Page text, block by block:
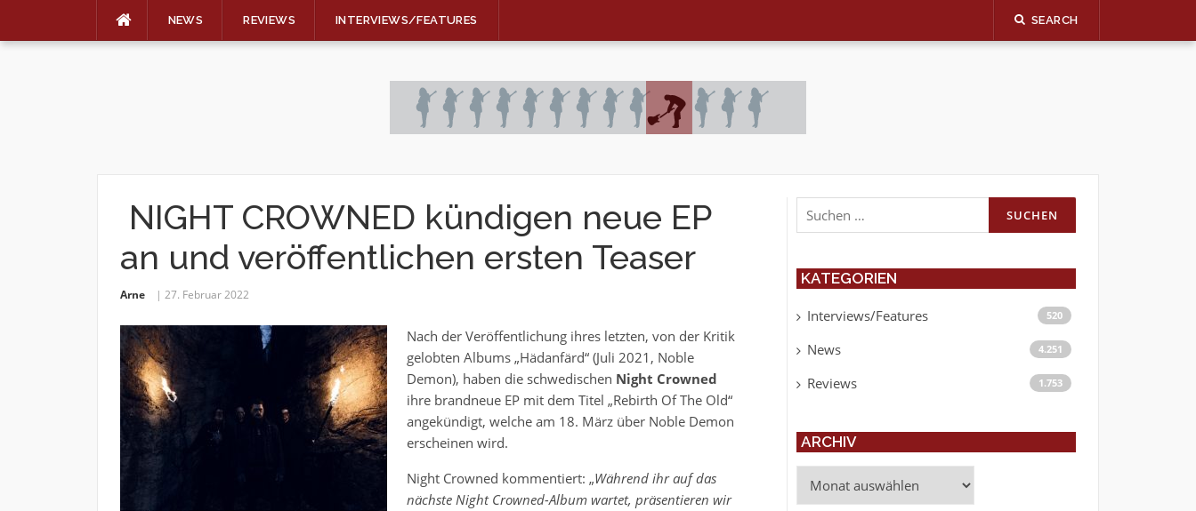
NEWS REVIEWS INTERVIEWS/FEATURES SEARCH
NIGHT CROWNED kündigen neue EP
an und veröffentlichen ersten Teaser
Arne 27. Februar 2022
Nach der Veröffentlichung ihres letzten, von der Kritik
gelobten Albums „Hädanfärd“ (Juli 2021, Noble
Demon), haben die schwedischen Night Crowned
ihre brandneue EP mit dem Titel „Rebirth Of The Old“
angekündigt, welche am 18. März über Noble Demon
erscheinen wird.
Night Crowned kommentiert: „Während ihr auf das
nächste Night Crowned-Album wartet, präsentieren wir
Suchen
nach:
KATEGORIEN
Interviews/Features 520
News 4.251
Reviews 1.753
ARCHIV